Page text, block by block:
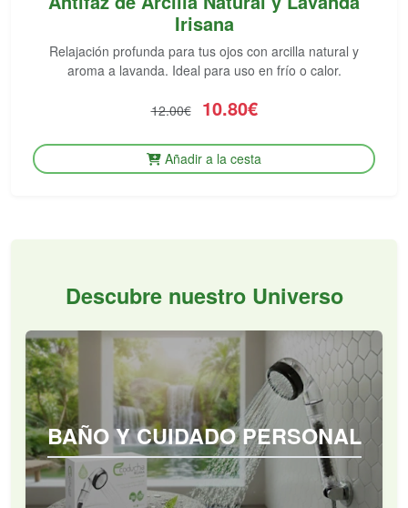
Irisana
Relajación profunda para tus ojos con arcilla natural y
aroma a lavanda. Ideal para uso en frío o calor.
12.00€ 10.80€
Añadir a la cesta
Descubre nuestro Universo
BAÑO Y CUIDADO PERSONAL